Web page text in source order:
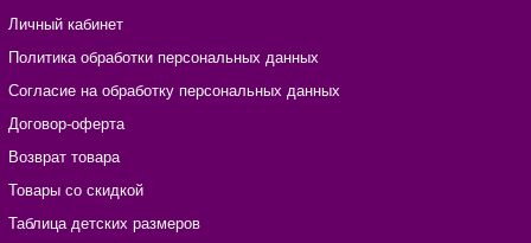
Личный кабинет
Политика обработки персональных данных
Согласие на обработку персональных данных
Договор-оферта
Возврат товара
Товары со скидкой
Таблица детских размеров